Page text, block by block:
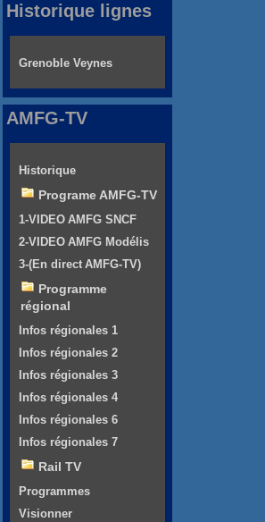
Historique lignes
Grenoble Veynes
AMFG-TV
Historique
Programe AMFG-TV
1-VIDEO AMFG SNCF
2-VIDEO AMFG Modélis
3-(En direct AMFG-TV)
Programme
régional
Infos régionales 1
Infos régionales 2
Infos régionales 3
Infos régionales 4
Infos régionales 6
Infos régionales 7
Rail TV
Programmes
Visionner